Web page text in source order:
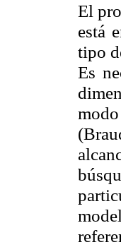
El
está
tipo
Es